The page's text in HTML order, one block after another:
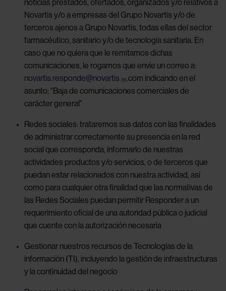
noticias prestados, ofertados, organizados y/o relativos a
Novartis y/o a empresas del Grupo Novartis y/o de
terceros ajenos a Grupo Novartis, todas ellas del sector
farmacéutico, sanitario y/o de tecnología sanitaria. En
caso que no quiera que le remitamos dichas
comunicaciones, le rogamos que envíe un correo a:
novartis.responde@novartis
.com indicando en el
asunto: "Baja de comunicaciones comerciales de
carácter general"
Redes sociales: trataremos sus datos con las finalidades
de administrar correctamente su presencia en la red
social que corresponda, informarlo de nuestras
actividades productos y/o servicios, o de terceros que
puedan estar relacionados con nuestra actividad, así
como para cualquier otra finalidad que las normativas de
las Redes Sociales puedan permitir Responder a un
requerimiento oficial de una autoridad pública o judicial
que cuente con la autorización necesaria
Gestionar nuestros recursos de Tecnologías de la
información (TI), incluyendo la gestión de infraestructuras
y la continuidad del negocio